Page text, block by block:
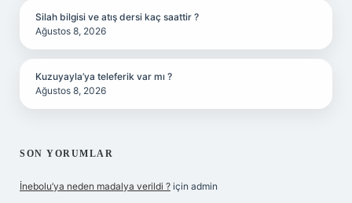
Silah bilgisi ve atış dersi kaç saattir ?
Ağustos 8, 2026
Kuzuyayla’ya teleferik var mı ?
Ağustos 8, 2026
SON YORUMLAR
İnebolu’ya neden madalya verildi ? için admin